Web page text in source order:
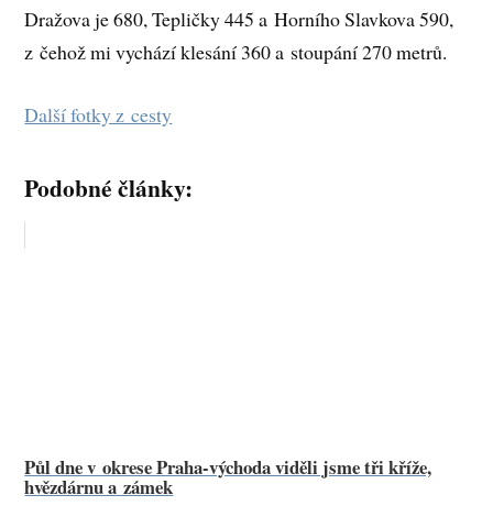
Dražova je 680, Tepličky 445 a Horního Slavkova 590,
z čehož mi vychází klesání 360 a stoupání 270 metrů.
Další fotky z cesty
Podobné články:
Půl dne v okrese Praha-východa viděli jsme tři kříže,
hvězdárnu a zámek